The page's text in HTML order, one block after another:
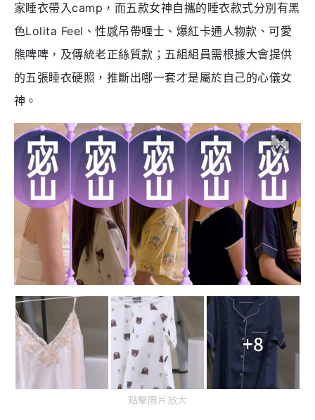
家睡衣帶入camp，而五款女神自攜的睡衣款式分別有黑
色Lolita Feel、性感吊帶喱士、爆紅卡通人物款、可愛
熊啤啤，及傳統老正絲質款；五組組員需根據大會提供
的五張睡衣硬照，推斷出哪一套才是屬於自己的心儀女
神。
+8
點擊圖片放大